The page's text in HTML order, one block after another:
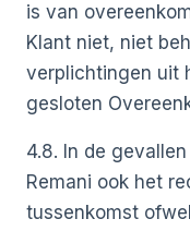
is van
Klant niet, niet
verplichtingen uit
gesloten
4.8. In de
Remani ook het
tussenkomst